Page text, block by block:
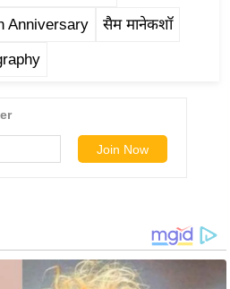
Anniversary सैम मानेकशॉ